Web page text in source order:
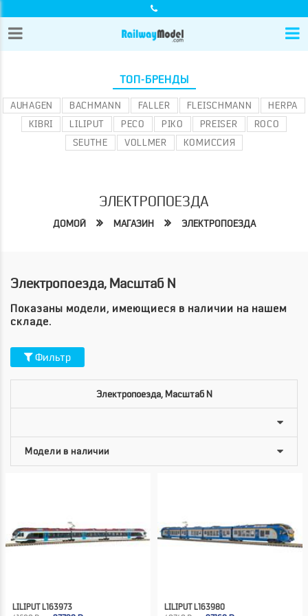
ТОП-БРЕНДЫ
AUHAGEN BACHMANN FALLER FLEISCHMANN
HERPA
KIBRI
LILIPUT PECO PIKO PREISER
ROCO
SEUTHE
VOLLMER КОМИССИЯ
ЭЛЕКТРОПОЕЗДА
ДОМОЙ МАГАЗИН ЭЛЕКТРОПОЕЗДА
Электропоезда, Масштаб N
Показаны модели, имеющиеся в наличии на нашем
складе.
Фильтр
Электропоезда, Масштаб N
LILIPUT L163973
LILIPUT L163980